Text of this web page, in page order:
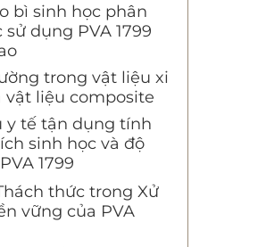
bì sinh học phân
dụng PVA 1799
trong vật liệu xi
vật liệu composite
y tế tận dụng tính
sinh học và độ
1799
thức trong Xử
vững của PVA